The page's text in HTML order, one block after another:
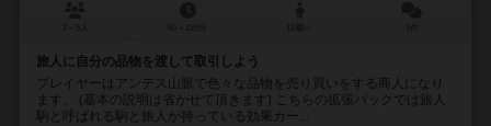
旅人に自分の品物を渡して取引しよう
プレイヤーはアンデス山脈で色々な品物を売り買いをする商人になり
ます。 (基本の説明は省かせて頂きます) こちらの拡張パックでは旅人
駒と呼ばれる駒と旅人が持っている効果カー...